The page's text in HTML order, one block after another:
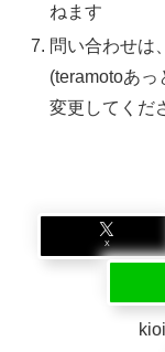
ねます
問い合わせは
(teramotoあ
変更してくだ
X